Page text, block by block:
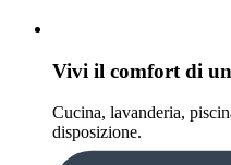
Vivi il comfort di
Cucina, lavanderia,
disposizione.